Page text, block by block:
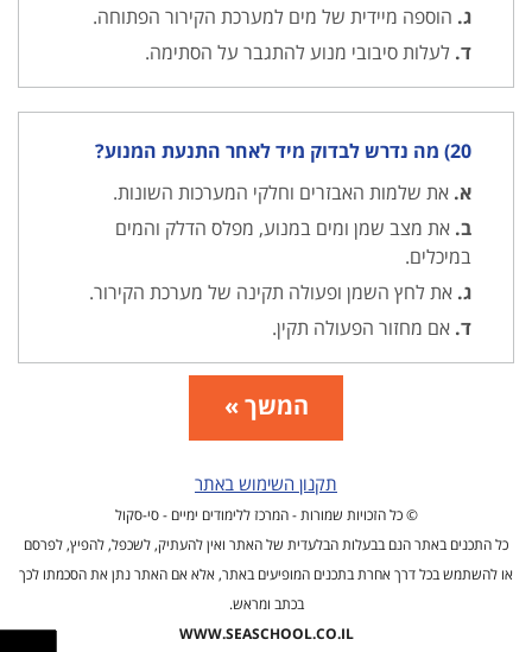
ג. הוספה מיידית של מים למערכת הקירור הפתוחה.
ד. לעלות סיבובי מנוע להתגבר על הסתימה.
20) מה נדרש לבדוק מיד לאחר התנעת המנוע?
א. את שלמות האבזרים וחלקי המערכות השונות.
ב. את מצב שמן ומים במנוע, מפלס הדלק והמים
במיכלים.
ג. את לחץ השמן ופעולה תקינה של מערכת הקירור.
ד. אם מחזור הפעולה תקין.
המשך »
תקנון השימוש באתר
© כל הזכויות שמורות - המרכז ללימודים ימיים - סי-סקול
כל התכנים באתר הנם בבעלות הבלעדית של האתר ואין להעתיק, לשכפל, להפיץ, לפרסם
או להשתמש בכל דרך אחרת בתכנים המופיעים באתר, אלא אם האתר נתן את הסכמתו לכך
בכתב ומראש.
WWW.SEASCHOOL.CO.IL